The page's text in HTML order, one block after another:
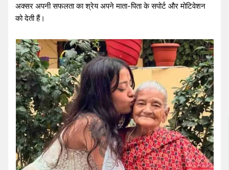
अक्सर अपनी सफलता का श्रेय अपने माता-पिता के सपोर्ट और मोटिवेशन
को देती हैं।